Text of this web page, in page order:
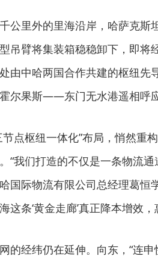
公里外的里海沿岸，哈萨克
吊臂将集装箱稳稳卸下，即将
由中哈两国合作共建的枢纽
尔果斯——东门无水港遥相呼
节点枢纽一体化”布局，悄然重
“我们打造的不仅是一条物流
国际物流有限公司总经理葛恒
这条‘黄金走廊’真正降本增效
的经纬仍在延伸。向东，“连